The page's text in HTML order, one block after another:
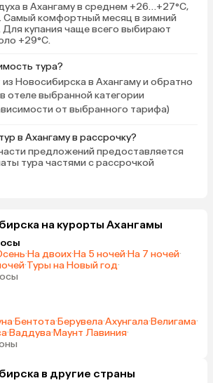
в Ахангаму в среднем +26…+27°C,
комфортный месяц в зимний
купания чаще всего выбирают
+29°C.
тура?
Новосибирска в Ахангаму и обратно
отеле выбранной категории
от выбранного тарифа)
в Ахангаму в рассрочку?
предложений предоставляется
тура частями с рассрочкой
на курорты Ахангамы
·На двоих·На 5 ночей·На 7 ночей·
·Туры на Новый год·
·Бентота·Берувела·Ахунгала·Велигама·
·Ваддува·Маунт Лавиния·
в другие страны